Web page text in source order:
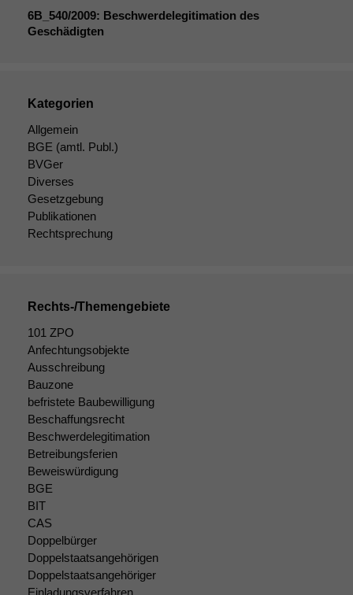
6B_540/2009: Beschwerdelegitimation des
Geschädigten
Kategorien
Allgemein
BGE (amtl. Publ.)
BVGer
Diverses
Gesetzgebung
Publikationen
Rechtsprechung
Rechts-/Themengebiete
101 ZPO
Anfechtungsobjekte
Ausschreibung
Bauzone
befristete Baubewilligung
Beschaffungsrecht
Beschwerdelegitimation
Betreibungsferien
Beweiswürdigung
BGE
BIT
CAS
Doppelbürger
Doppelstaatsangehörigen
Doppelstaatsangehöriger
Marketing